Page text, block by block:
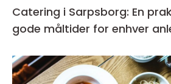
Catering i Sarpsborg: En
gode måltider for enhver